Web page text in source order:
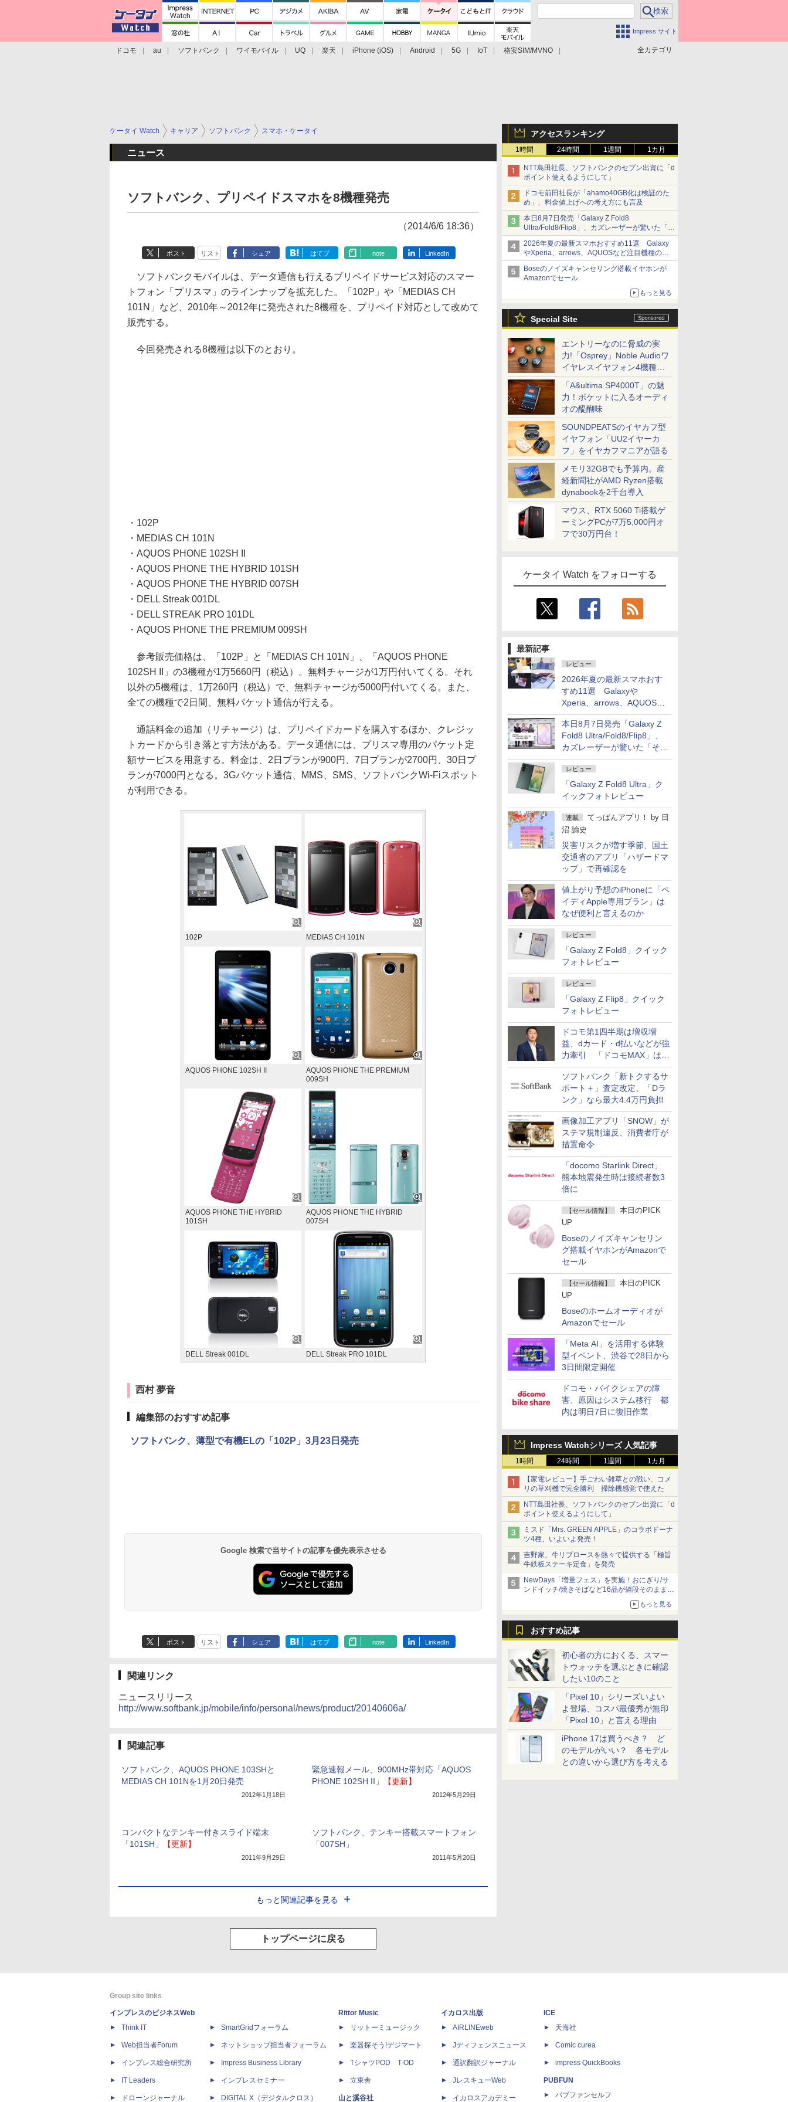
Impress サイト
全カテゴリ
ドコモ au ソフトバンク ワイモバイル UQ 楽天 iPhone (iOS) Android 5G IoT
格安SIM/MVNO
アクセスランキング
1時間 24時間 1週間 1カ月
NTT島田社長、ソフトバンクのセブン出資に「d
ポイント使えるようにして」
ドコモ前田社長が「ahamo40GB化は検証のた
め」、料金値上げへの考え方にも言及
本日8月7日発売「Galaxy Z Fold8
Ultra/Fold8/Flip8」、カズレーザーが驚いた「そ
ば屋のメニュー並みの薄さ」
2026年夏の最新スマホおすすめ11選 Galaxy
やXperia、arrows、AQUOSなど注目機種の特
徴は
Boseのノイズキャンセリング搭載イヤホンが
Amazonでセール
もっと見る
Special Site
エントリーなのに脅威の実
力!「Osprey」Noble Audioワ
イヤレスイヤフォン4機種を
一気に聴く
「A&ultima SP4000T」の魅
力！ポケットに入るオーディ
オの醍醐味
SOUNDPEATSのイヤカフ型
イヤフォン「UU2イヤーカ
フ」をイヤカフマニアが語る
メモリ32GBでも予算内。産
経新聞社がAMD Ryzen搭載
dynabookを2千台導入
マウス、RTX 5060 Ti搭載ゲ
ーミングPCが7万5,000円オ
フで30万円台！
ケータイ Watch をフォローする
最新記事
レビュー
2026年夏の最新スマホおす
すめ11選 Galaxyや
Xperia、arrows、AQUOSな
ど注目機種の特徴は
本日8月7日発売「Galaxy Z
Fold8 Ultra/Fold8/Flip8」、
カズレーザーが驚いた「そば
屋のメニュー並みの薄さ」
レビュー
「Galaxy Z Fold8 Ultra」ク
イックフォトレビュー
連載 てっぱんアプリ！ by 日
沼 諭史
災害リスクが増す季節、国土
交通省のアプリ「ハザードマ
ップ」で再確認を
値上がり予想のiPhoneに「ペ
イディApple専用プラン」は
なぜ便利と言えるのか
レビュー
「Galaxy Z Fold8」クイック
フォトレビュー
レビュー
「Galaxy Z Flip8」クイック
フォトレビュー
ドコモ第1四半期は増収増
益、dカード・d払いなどが強
力牽引 「ドコモMAX」は
400万契約突破
ソフトバンク「新トクするサ
ポート＋」査定改定、「Dラ
ンク」なら最大4.4万円負担
画像加工アプリ「SNOW」が
ステマ規制違反、消費者庁が
措置命令
「docomo Starlink Direct」
熊本地震発生時は接続者数3
倍に
【セール情報】
本日のPICK
UP
Boseのノイズキャンセリン
グ搭載イヤホンがAmazonで
セール
【セール情報】
本日のPICK
UP
Boseのホームオーディオが
Amazonでセール
「Meta AI」を活用する体験
型イベント、渋谷で28日から
3日間限定開催
ドコモ・バイクシェアの障
害、原因はシステム移行 都
内は明日7日に復旧作業
Impress Watchシリーズ 人気記事
1時間 24時間 1週間 1カ月
【家電レビュー】手ごわい雑草との戦い、コメ
リの草刈機で完全勝利 掃除機感覚で使えた
NTT島田社長、ソフトバンクのセブン出資に「d
ポイント使えるようにして」
ミスド「Mrs. GREEN APPLE」のコラボドーナ
ツ4種、いよいよ発売！
吉野家、牛リブロースを熱々で提供する「極旨
牛鉄板ステーキ定食」を発売
NewDays「増量フェス」を実施！おにぎり/サ
ンドイッチ/焼きそばなど16品が値段そのままで
もっと見る
おすすめ記事
初心者の方におくる、スマー
トウォッチを選ぶときに確認
したい10のこと
「Pixel 10」シリーズいよい
よ登場、コスパ最優秀が無印
「Pixel 10」と言える理由
iPhone 17は買うべき？ ど
のモデルがいい？ 各モデル
との違いから選び方を考える
ケータイ Watch キャリア ソフトバンク スマホ・ケータイ
ニュース
ソフトバンク、プリペイドスマホを8機種発売
（2014/6/6 18:36）
ポスト リスト シェア はてブ note LinkedIn
ソフトバンクモバイルは、データ通信も行えるプリペイドサービス対応のスマー
トフォン「プリスマ」のラインナップを拡充した。「102P」や「MEDIAS CH
101N」など、2010年～2012年に発売された8機種を、プリペイド対応として改めて
販売する。
今回発売される8機種は以下のとおり。
・102P
・MEDIAS CH 101N
・AQUOS PHONE 102SH II
・AQUOS PHONE THE HYBRID 101SH
・AQUOS PHONE THE HYBRID 007SH
・DELL Streak 001DL
・DELL STREAK PRO 101DL
・AQUOS PHONE THE PREMIUM 009SH
参考販売価格は、「102P」と「MEDIAS CH 101N」、「AQUOS PHONE
102SH II」の3機種が1万5660円（税込）。無料チャージが1万円付いてくる。それ
以外の5機種は、1万260円（税込）で、無料チャージが5000円付いてくる。また、
全ての機種で2日間、無料パケット通信が行える。
通話料金の追加（リチャージ）は、プリペイドカードを購入するほか、クレジッ
トカードから引き落とす方法がある。データ通信には、プリスマ専用のパケット定
額サービスを用意する。料金は、2日プランが900円、7日プランが2700円、30日プ
ランが7000円となる。3Gパケット通信、MMS、SMS、ソフトバンクWi-Fiスポット
が利用できる。
102P MEDIAS CH 101N
AQUOS PHONE 102SH II
AQUOS PHONE THE PREMIUM
009SH
AQUOS PHONE THE HYBRID
101SH
AQUOS PHONE THE HYBRID
007SH
DELL Streak 001DL DELL Streak PRO 101DL
西村 夢音
編集部のおすすめ記事
ソフトバンク、薄型で有機ELの「102P」3月23日発売
Google 検索で当サイトの記事を優先表示させる
ポスト リスト シェア はてブ note LinkedIn
関連リンク
ニュースリリース
http://www.softbank.jp/mobile/info/personal/news/product/20140606a/
関連記事
ソフトバンク、AQUOS PHONE 103SHと
MEDIAS CH 101Nを1月20日発売
2012年1月18日
緊急速報メール、900MHz帯対応「AQUOS
PHONE 102SH II」
【更新】
2012年5月29日
コンパクトなテンキー付きスライド端末
「101SH」
【更新】
2011年9月29日
ソフトバンク、テンキー搭載スマートフォン
「007SH」
2011年5月20日
もっと関連記事を見る
トップページに戻る
Group site links
インプレスのビジネスWeb
Think IT
Web担当者Forum
インプレス総合研究所
IT Leaders
ドローンジャーナル
SmartGridフォーラム
ネットショップ担当者フォーラム
Impress Business Library
インプレスセミナー
DIGITAL X（デジタルクロス）
Rittor Music
リットーミュージック
楽器探そう!デジマート
TシャツPOD T-OD
立東舎
山と溪谷社
イカロス出版
AIRLINEweb
Jディフェンスニュース
通訳翻訳ジャーナル
JレスキューWeb
イカロスアカデミー
ICE
天海社
Comic curea
impress QuickBooks
PUBFUN
パブファンセルフ